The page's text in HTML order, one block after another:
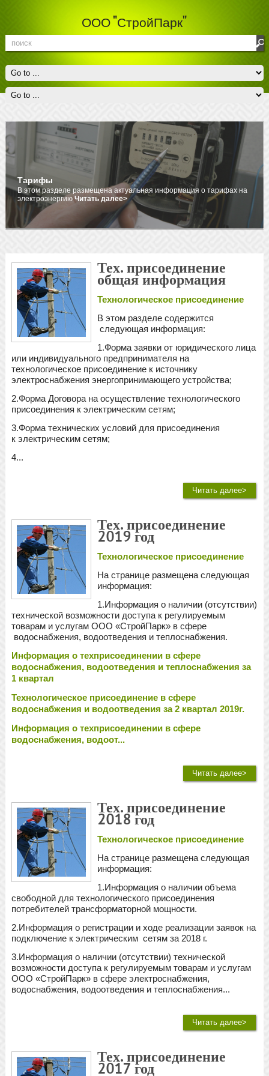
ООО "СтройПарк"
Тарифы
В этом разделе размещена актуальная информация о тарифах на
электроэнергиюЧитать далее>
Тех. присоединение
общая информация
Технологическое присоединение
В этом разделе содержится
следующая информация:
1.Форма заявки от юридического лица
или индивидуального предпринимателя на
технологическое присоединение к источнику
электроснабжения энергопринимающего устройства;
2.Форма Договора на осуществление технологического
присоединения к электрическим сетям;
3.Форма технических условий для присоединения
к электрическим сетям;
4...
Читать далее>
Тех. присоединение
2019 год
Технологическое присоединение
На странице размещена следующая
информация:
1.Информация о наличии (отсутствии)
технической возможности доступа к регулируемым
товарам и услугам ООО «СтройПарк» в сфере
водоснабжения, водоотведения и теплоснабжения.
Информация о техприсоединении в сфере
водоснабжения, водоотведения и теплоснабжения за
1 квартал
Технологическое присоединение в сфере
водоснабжения и водоотведения за 2 квартал 2019г.
Информация о техприсоединении в сфере
водоснабжения, водоот...
Читать далее>
Тех. присоединение
2018 год
Технологическое присоединение
На странице размещена следующая
информация:
1.Информация о наличии объема
свободной для технологического присоединения
потребителей трансформаторной мощности.
2.Информация о регистрации и ходе реализации заявок на
подключение к электрическим сетям за 2018 г.
3.Информация о наличии (отсутствии) технической
возможности доступа к регулируемым товарам и услугам
ООО «СтройПарк» в сфере электроснабжения,
водоснабжения, водоотведения и теплоснабжения...
Читать далее>
Тех. присоединение
2017 год